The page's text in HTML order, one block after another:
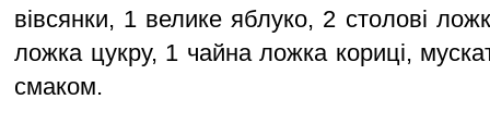
вівсянки, 1 велике яблуко, 2 столові
ложка цукру, 1 чайна ложка кориці,
смаком.